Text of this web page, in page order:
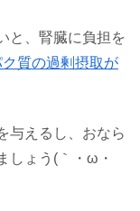
と、腎臓に負担を
ク質の過剰摂取が
与えるし、おなら
しょう(｀・ω・